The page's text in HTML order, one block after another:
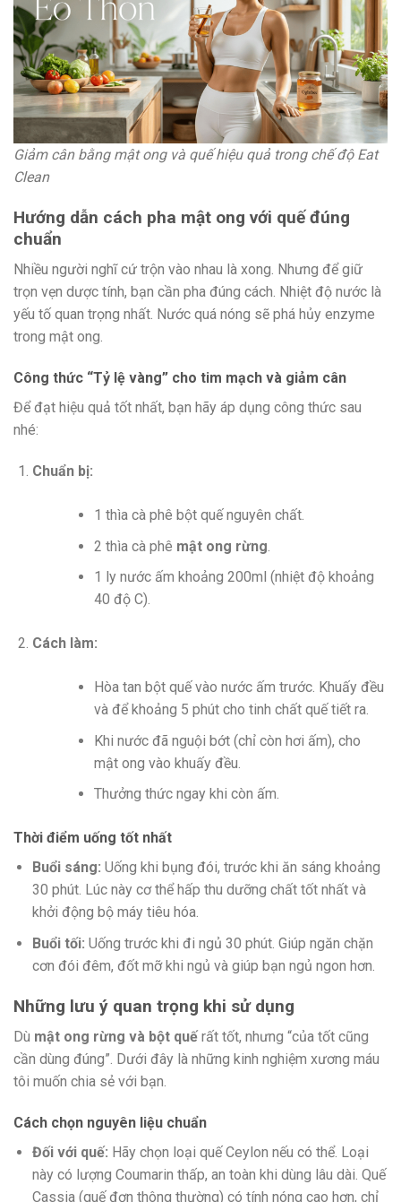
Giảm cân bằng mật ong và quế hiệu quả trong chế độ Eat
Clean
Hướng dẫn cách pha mật ong với quế đúng
chuẩn
Nhiều người nghĩ cứ trộn vào nhau là xong. Nhưng để giữ
trọn vẹn dược tính, bạn cần pha đúng cách. Nhiệt độ nước là
yếu tố quan trọng nhất. Nước quá nóng sẽ phá hủy enzyme
trong mật ong.
Công thức “Tỷ lệ vàng” cho tim mạch và giảm cân
Để đạt hiệu quả tốt nhất, bạn hãy áp dụng công thức sau
nhé:
Chuẩn bị:
1 thìa cà phê bột quế nguyên chất.
2 thìa cà phê mật ong rừng
1 ly nước ấm khoảng 200ml (nhiệt độ khoảng
40 độ C).
Cách làm:
Hòa tan bột quế vào nước ấm trước. Khuấy đều
và để khoảng 5 phút cho tinh chất quế tiết ra.
Khi nước đã nguội bớt (chỉ còn hơi ấm), cho
mật ong vào khuấy đều.
Thưởng thức ngay khi còn ấm.
Thời điểm uống tốt nhất
Buổi sáng: Uống khi bụng đói, trước khi ăn sáng khoảng
30 phút. Lúc này cơ thể hấp thu dưỡng chất tốt nhất và
khởi động bộ máy tiêu hóa.
Buổi tối: Uống trước khi đi ngủ 30 phút. Giúp ngăn chặn
cơn đói đêm, đốt mỡ khi ngủ và giúp bạn ngủ ngon hơn.
Những lưu ý quan trọng khi sử dụng
Dù mật ong rừng và bột quế rất tốt, nhưng “của tốt cũng
cần dùng đúng”. Dưới đây là những kinh nghiệm xương máu
tôi muốn chia sẻ với bạn.
Cách chọn nguyên liệu chuẩn
Đối với quế: Hãy chọn loại quế Ceylon nếu có thể. Loại
này có lượng Coumarin thấp, an toàn khi dùng lâu dài. Quế
Cassia (quế đơn thông thường) có tính nóng cao hơn, chỉ